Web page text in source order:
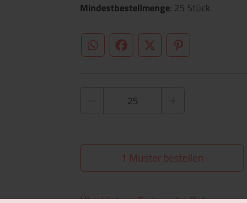
Mindestbestellmenge: 25 Stück
WhatsAppFacebookTwitterPinterest
1 Muster bestellen